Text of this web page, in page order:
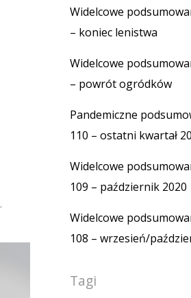
,
Widelcowe
– koniec lenistwa
Widelcowe
– powrót ogródków
Pandemiczne
110 – ostatni kwartał
Widelcowe
109 – październik 2020
Widelcowe
108 – wrzesień/
Tagi